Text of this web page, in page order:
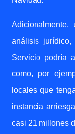
análisis
Servicio podría
como, por
locales que
instancia
casi 21 millones